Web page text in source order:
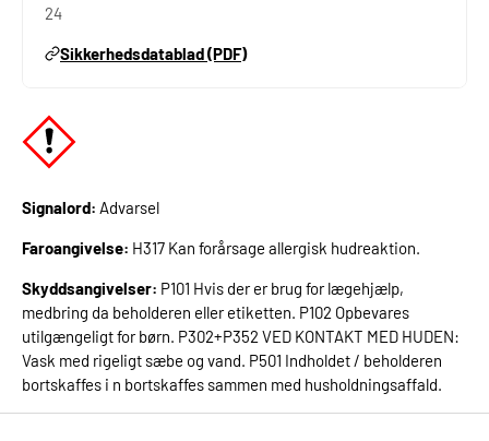
24
Sikkerhedsdatablad (PDF)
Signalord: Advarsel
Faroangivelse: H317 Kan forårsage allergisk hudreaktion.
Skyddsangivelser: P101 Hvis der er brug for lægehjælp,
medbring da beholderen eller etiketten. P102 Opbevares
utilgængeligt for børn. P302+P352 VED KONTAKT MED HUDEN:
Vask med rigeligt sæbe og vand. P501 Indholdet / beholderen
bortskaffes i n bortskaffes sammen med husholdningsaffald.